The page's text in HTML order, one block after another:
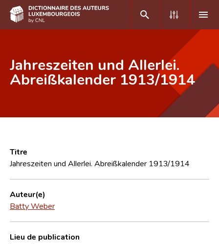
DE
Foire aux questions
CNL
Équipe scientifique
Contact
Jahreszeiten und Allerlei.
Abreißkalender 1913/1914
Titre
Jahreszeiten und Allerlei. Abreißkalender 1913/1914
Auteur(e)
Batty Weber
Lieu de publication